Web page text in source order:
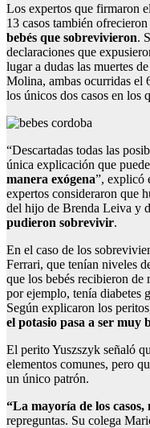
Los expertos que firmaron el
13 casos también ofrecieron
bebés que sobrevivieron.
declaraciones que
lugar a dudas las muertes
Molina, ambas ocurridas el
los únicos dos casos en los
“Descartadas todas las
única explicación que
manera exógena”, explicó
expertos consideraron que
del hijo de Brenda Leiva y
pudieron sobrevivir.
En el caso de los
Ferrari, que tenían niveles
que los bebés recibieron de
por ejemplo, tenía diabetes
Según explicaron los
el potasio pasa a ser muy
El perito Yuszszyk señaló
elementos comunes, pero
un único patrón.
“La mayoría de los
repreguntas. Su colega